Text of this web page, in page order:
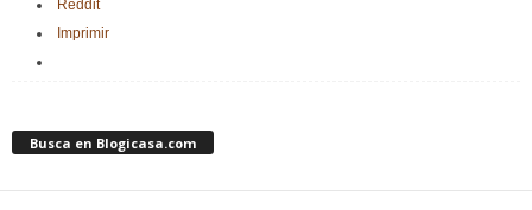
Reddit
Imprimir
Busca en Blogicasa.com